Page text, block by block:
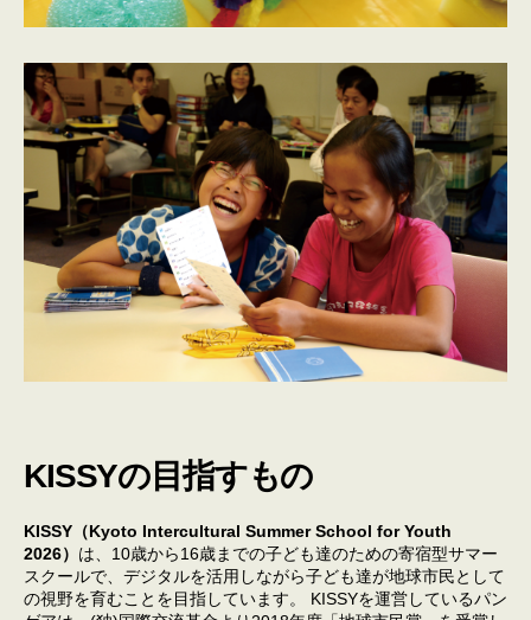
KISSYの目指すもの
KISSY（Kyoto Intercultural Summer School for Youth
2026） は、10歳から16歳までの子ども達のための寄宿型サマー
スクールで、デジタルを活用しながら子ども達が地球市民として
の視野を育むことを目指しています。 KISSYを運営しているパン